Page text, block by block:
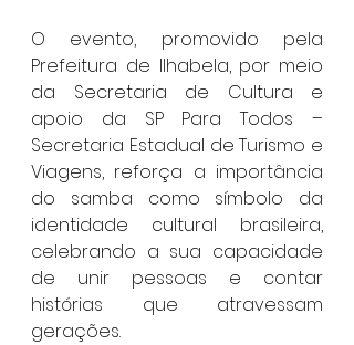
O evento, promovido pela
Prefeitura de Ilhabela, por meio
da Secretaria de Cultura e
apoio da SP Para Todos –
Secretaria Estadual de Turismo e
Viagens, reforça a importância
do samba como símbolo da
identidade cultural brasileira,
celebrando a sua capacidade
de unir pessoas e contar
histórias que atravessam
gerações.